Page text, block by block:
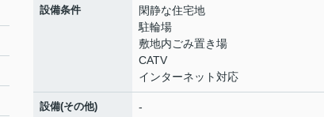
設備条件
閑静な住宅地
駐輪場
敷地内ごみ置き場
CATV
インターネット対応
設備(その他) -